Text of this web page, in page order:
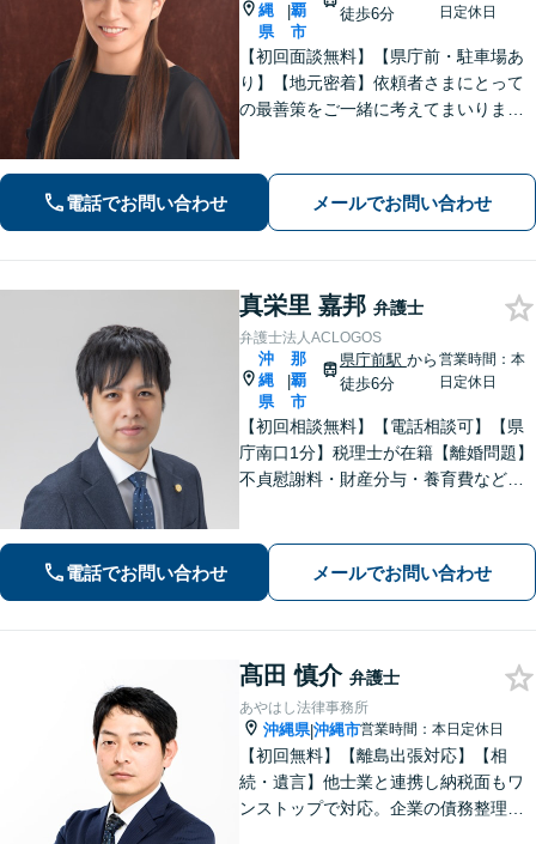
縄
県
|覇
市
徒歩6分
日定休日
【初回面談無料】【県庁前・駐車場あ
り】【地元密着】依頼者さまにとって
の最善策をご一緒に考えてまいりま
【FP1級・宅地建物取引士・銀行業務
検定の資格あり】【WEB面談可】
電話でお問い合わせ メールでお問い合わせ
真栄里 嘉邦 弁護士
弁護士法人ACLOGOS
沖
縄
県
|
那
覇
市
県庁前駅 から
徒歩6分
営業時間：本
日定休日
【初回相談無料】【電話相談可】【県
庁南口1分】税理士が在籍【離婚問題】
不貞慰謝料・財産分与・養育費など。
額）・明け渡し請求・立退料増額など
に対応。交渉から訴訟までお任せくだ
電話でお問い合わせ メールでお問い合わせ
髙田 慎介 弁護士
あやはし法律事務所
沖縄県|沖縄市営業時間：本日定休日
【初回無料】【離島出張対応】【相
続・遺言】他士業と連携し納税面もワ
ンストップで対応。企業の債務整理も